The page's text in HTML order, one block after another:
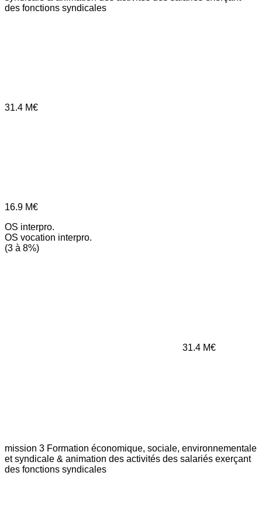
des fonctions syndicales
31.4 M€
16.9 M€
OS interpro.
OS vocation interpro.
(3 à 8%)
31.4 M€
mission 3 Formation économique, sociale, environnementale
et syndicale & animation des activités des salariés exerçant
des fonctions syndicales